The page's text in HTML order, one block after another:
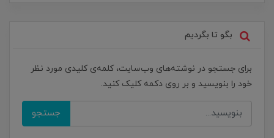
بگو تا بگردیم
برای جستجو در نوشته‌های وب‌سایت، کلمه‌ی کلیدی مورد نظر
خود را بنویسید و بر روی دکمه کلیک کنید.
جستجو